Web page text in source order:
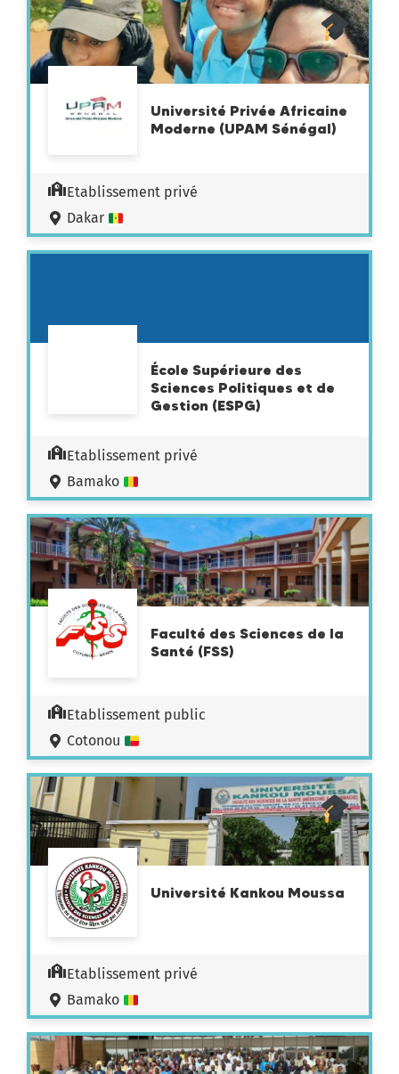
Université Privée Africaine
Moderne (UPAM Sénégal)
Etablissement privé
Dakar
École Supérieure des
Sciences Politiques et de
Gestion (ESPG)
Etablissement privé
Bamako
Faculté des Sciences de la
Santé (FSS)
Etablissement public
Cotonou
Université Kankou Moussa
Etablissement privé
Bamako